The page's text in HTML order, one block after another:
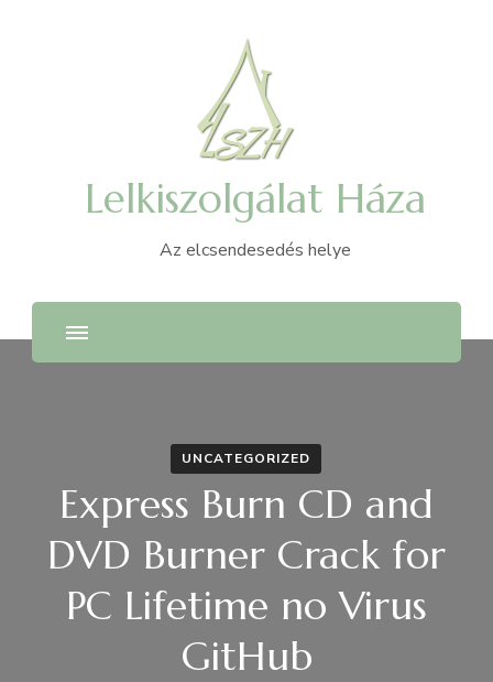
Lelkiszolgálat Háza
Az elcsendesedés helye
UNCATEGORIZED
Express Burn CD and
DVD Burner Crack for
PC Lifetime no Virus
GitHub